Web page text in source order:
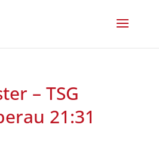
– TSG
21:31